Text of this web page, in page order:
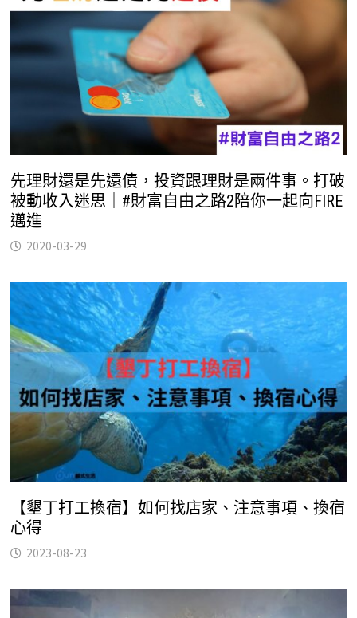
先理財還是先還債，投資跟理財是兩件事。打破
被動收入迷思｜#財富自由之路2陪你一起向FIRE
邁進
2020-03-29
【墾丁打工換宿】如何找店家、注意事項、換宿
心得
2023-08-23